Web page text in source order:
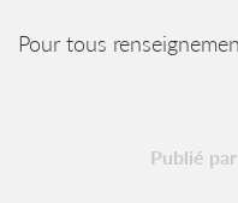
Pour tous
Publié